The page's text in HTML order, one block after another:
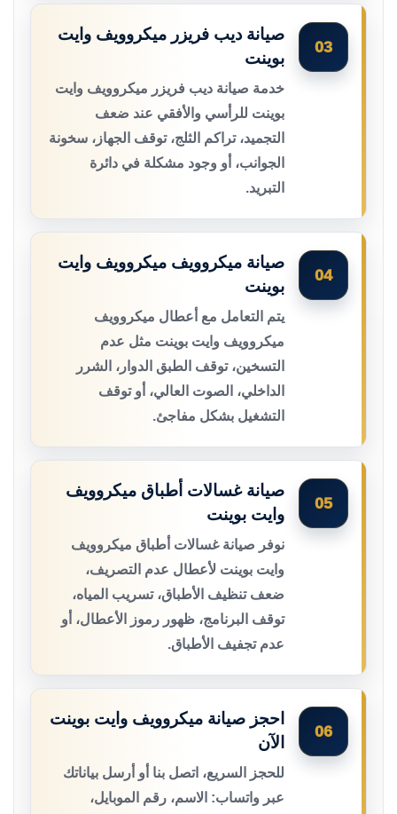
03
صيانة ديب فريزر ميكروويف وايت
بوينت
خدمة صيانة ديب فريزر ميكروويف وايت
بوينت للرأسي والأفقي عند ضعف
التجميد، تراكم الثلج، توقف الجهاز، سخونة
الجوانب، أو وجود مشكلة في دائرة
التبريد.
04
صيانة ميكروويف ميكروويف وايت
بوينت
يتم التعامل مع أعطال ميكروويف
ميكروويف وايت بوينت مثل عدم
التسخين، توقف الطبق الدوار، الشرر
الداخلي، الصوت العالي، أو توقف
التشغيل بشكل مفاجئ.
05
صيانة غسالات أطباق ميكروويف
وايت بوينت
نوفر صيانة غسالات أطباق ميكروويف
وايت بوينت لأعطال عدم التصريف،
ضعف تنظيف الأطباق، تسريب المياه،
توقف البرنامج، ظهور رموز الأعطال، أو
عدم تجفيف الأطباق.
06
احجز صيانة ميكروويف وايت بوينت
الآن
للحجز السريع، اتصل بنا أو أرسل بياناتك
عبر واتساب: الاسم، رقم الموبايل،